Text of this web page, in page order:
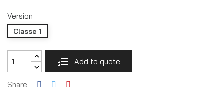
Version
Classe 1
Add to quote
Share